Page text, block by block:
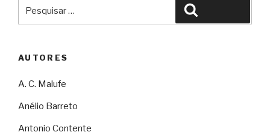
AUTORES
A. C. Malufe
Anélio Barreto
Antonio Contente